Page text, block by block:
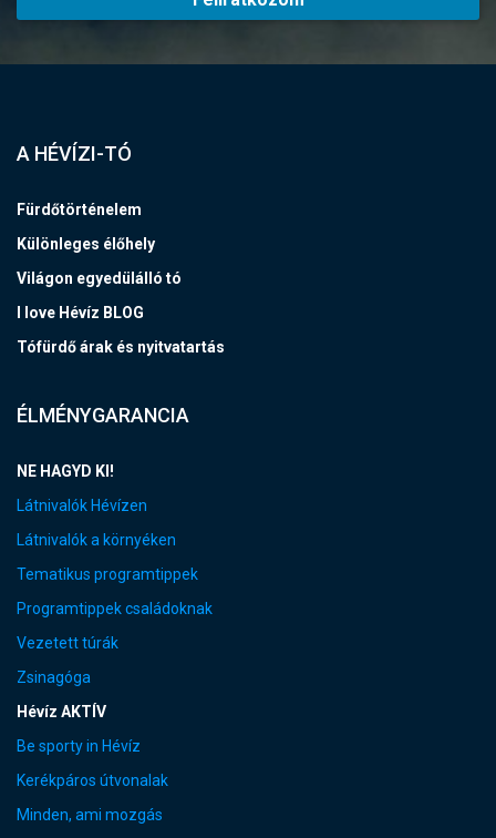
A HÉVÍZI-TÓ
Fürdőtörténelem
Különleges élőhely
Világon egyedülálló tó
I love Hévíz BLOG
Tófürdő árak és nyitvatartás
ÉLMÉNYGARANCIA
NE HAGYD KI!
Látnivalók Hévízen
Látnivalók a környéken
Tematikus programtippek
Programtippek családoknak
Vezetett túrák
Zsinagóga
Hévíz AKTÍV
Be sporty in Hévíz
Kerékpáros útvonalak
Minden, ami mozgás